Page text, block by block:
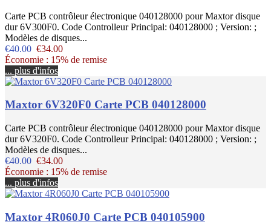
Carte PCB contrôleur électronique 040128000 pour Maxtor disque
dur 6V300F0. Code Controlleur Principal: 040128000 ; Version: ;
Modèles de disques...
€40.00 €34.00
Économie : 15% de remise
... plus d'infos
Maxtor 6V320F0 Carte PCB 040128000
Carte PCB contrôleur électronique 040128000 pour Maxtor disque
dur 6V320F0. Code Controlleur Principal: 040128000 ; Version: ;
Modèles de disques...
€40.00 €34.00
Économie : 15% de remise
... plus d'infos
Maxtor 4R060J0 Carte PCB 040105900